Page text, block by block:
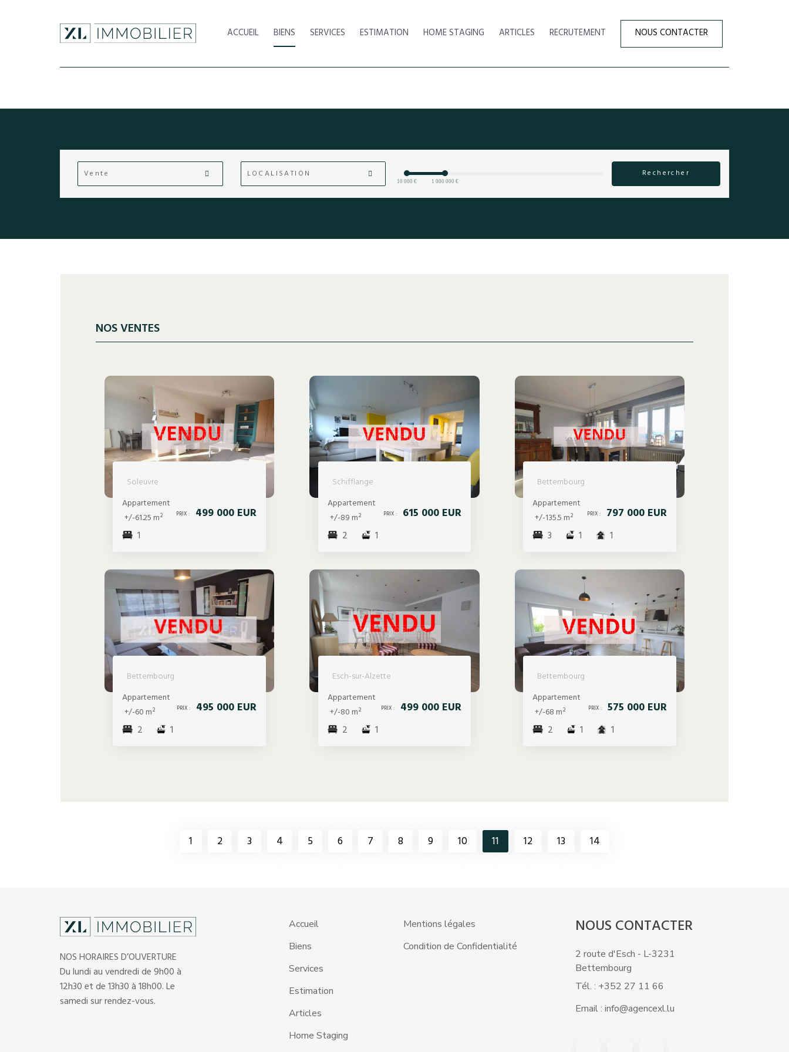
ACCUEIL BIENS SERVICES ESTIMATION HOME STAGING ARTICLES RECRUTEMENT NOUS CONTACTER
Vente LOCALISATION
10 000 € 1 000 000 €
Rechercher
NOS VENTES
Soleuvre
Appartement
+/-61.25 m²
PRIX : 499 000 EUR
1
Schifflange
Appartement
+/-89 m²
PRIX : 615 000 EUR
2 1
Bettembourg
Appartement
+/-135.5 m²
PRIX : 797 000 EUR
3 1 1
Bettembourg
Appartement
+/-60 m²
PRIX : 495 000 EUR
2 1
Esch-sur-Alzette
Appartement
+/-80 m²
PRIX : 499 000 EUR
2 1
Bettembourg
Appartement
+/-68 m²
PRIX : 575 000 EUR
2 1 1
1 2 3 4 5 6 7 8 9 10 11 12 13 14
NOS HORAIRES D’OUVERTURE
Du lundi au vendredi de 9h00 à
12h30 et de 13h30 à 18h00. Le
samedi sur rendez-vous.
Accueil
Biens
Services
Estimation
Articles
Home Staging
Mentions légales
Condition de Confidentialité
NOUS CONTACTER
2 route d'Esch - L-3231
Bettembourg
Tél. : +352 27 11 66
Email : info@agencexl.lu